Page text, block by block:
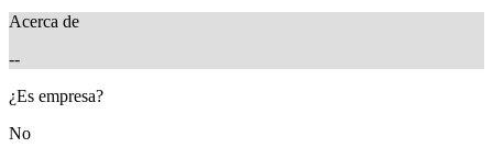
Acerca de
--
¿Es empresa?
No